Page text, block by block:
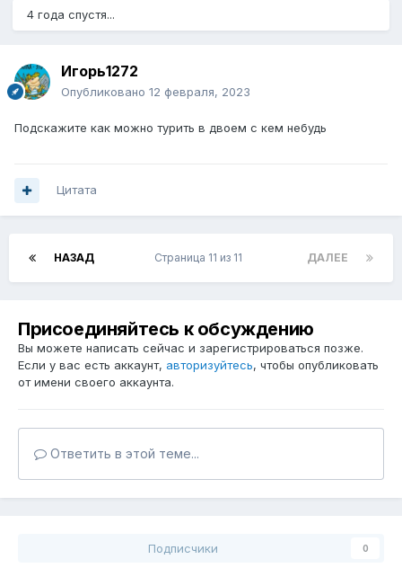
4 года спустя...
Игорь1272
Опубликовано 12 февраля, 2023
Подскажите как можно турить в двоем с кем небудь
Цитата
НАЗАД ДАЛЕЕ
Страница 11 из 11
Присоединяйтесь к обсуждению
Вы можете написать сейчас и зарегистрироваться позже.
Если у вас есть аккаунт, авторизуйтесь, чтобы опубликовать
от имени своего аккаунта.
Ответить в этой теме...
Подписчики 0